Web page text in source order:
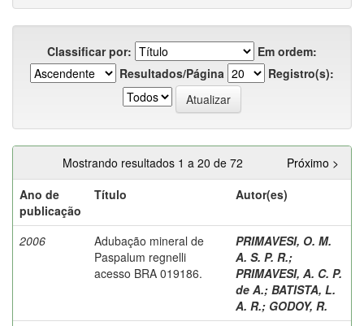
Classificar por:
Em ordem:
Resultados/Página
Registro(s):
Mostrando resultados 1 a 20 de 72
Próximo >
Ano de
publicação
Título Autor(es)
2006
Adubação mineral de
Paspalum regnelli
acesso BRA 019186.
PRIMAVESI, O. M.
A. S. P. R.;
PRIMAVESI, A. C. P.
de A.; BATISTA, L.
A. R.; GODOY, R.